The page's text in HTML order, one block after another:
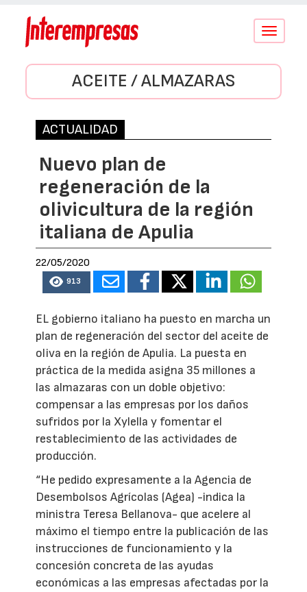
Conmutar
ACEITE / ALMAZARAS
ACTUALIDAD
Nuevo plan de
regeneración de la
olivicultura de la región
italiana de Apulia
22/05/2020
913
EL gobierno italiano ha puesto en marcha un
plan de regeneración del sector del aceite de
oliva en la región de Apulia. La puesta en
práctica de la medida asigna 35 millones a
las almazaras con un doble objetivo:
compensar a las empresas por los daños
sufridos por la Xylella y fomentar el
restablecimiento de las actividades de
producción.
“He pedido expresamente a la Agencia de
Desembolsos Agrícolas (Agea) -indica la
ministra Teresa Bellanova- que acelere al
máximo el tiempo entre la publicación de las
instrucciones de funcionamiento y la
concesión concreta de las ayudas
económicas a las empresas afectadas por la